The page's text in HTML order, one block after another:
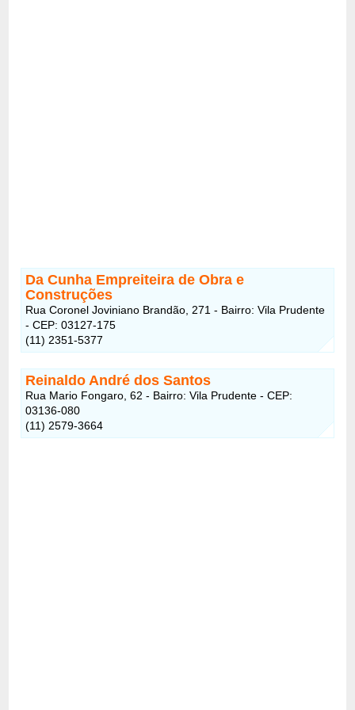
Da Cunha Empreiteira de Obra e
Construções
Rua Coronel Joviniano Brandão, 271 - Bairro: Vila Prudente
- CEP: 03127-175
(11) 2351-5377
Reinaldo André dos Santos
Rua Mario Fongaro, 62 - Bairro: Vila Prudente - CEP:
03136-080
(11) 2579-3664